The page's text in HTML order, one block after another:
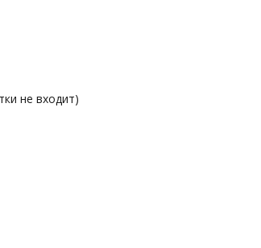
не входит)